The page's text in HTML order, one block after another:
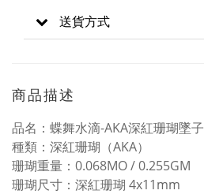
送貨方式
商品描述
品名：蝶舞水滴-AKA深紅珊瑚墜子
種類：深紅珊瑚（AKA）
珊瑚重量：0.068MO / 0.255GM
珊瑚尺寸：深紅珊瑚 4x11mm